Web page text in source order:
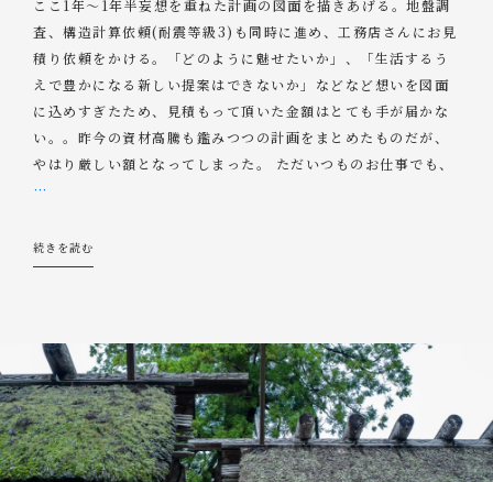
ここ1年～1年半妄想を重ねた計画の図面を描きあげる。地盤調
査、構造計算依頼(耐震等級3)も同時に進め、工務店さんにお見
積り依頼をかける。「どのように魅せたいか」、「生活するう
えで豊かになる新しい提案はできないか」などなど想いを図面
に込めすぎたため、見積もって頂いた金額はとても手が届かな
い。。昨今の資材高騰も鑑みつつの計画をまとめたものだが、
やはり厳しい額となってしまった。 ただいつものお仕事でも、
…
続きを読む